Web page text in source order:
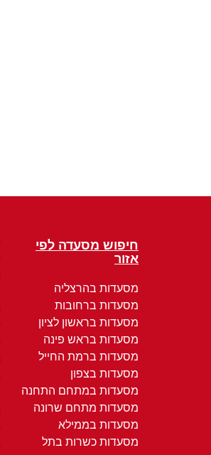
חיפוש מסעדה לפי
אזור
מסעדות בהרצליה
מסעדות ברחובות
מסעדות בראשון לציון
מסעדות בראש פינה
מסעדות ברמת החייל
מסעדות בצפון
מסעדות במתחם התחנה
מסעדות מתחם שרונה
מסעדות בממילא
מסעדות כשרות בתל